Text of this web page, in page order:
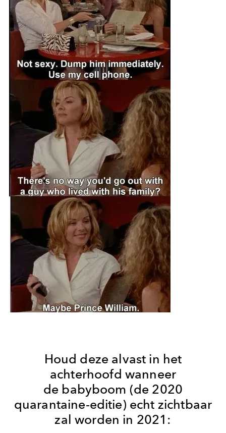
Houd deze alvast in het
achterhoofd wanneer
de babyboom (de 2020
quarantaine-editie) echt zichtbaar
zal worden in 2021: